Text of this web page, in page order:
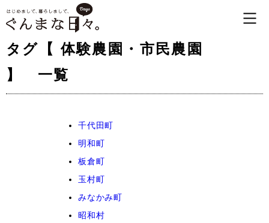
タグ【 体験農園・市民農園
】 一覧
千代田町
明和町
板倉町
玉村町
みなかみ町
昭和村